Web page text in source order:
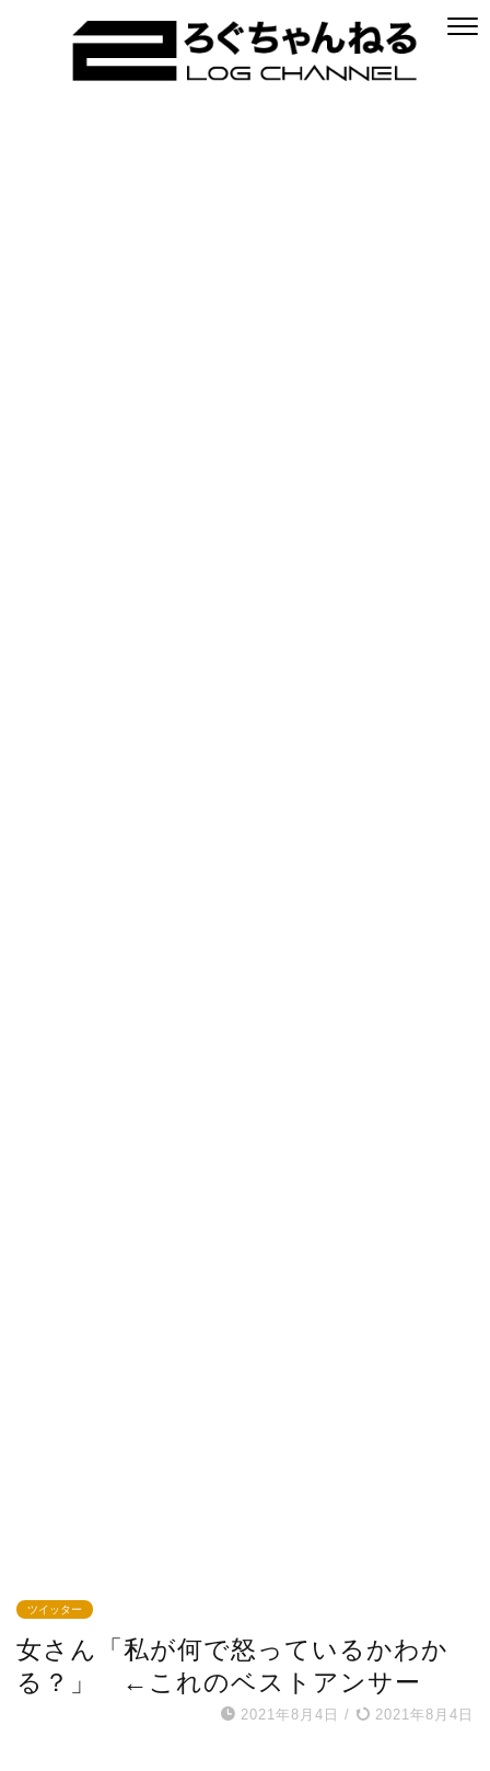
ツイッター
女さん「私が何で怒っているかわか
る？」 ←これのベストアンサー
2021年8月4日 / 2021年8月4日